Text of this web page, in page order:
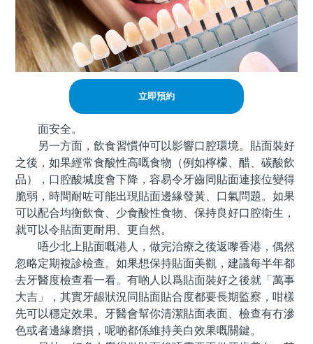
立即預約
面安全。
另一方面，飲食習慣仲可以影響口腔環境。貼面裝好
之後，如果經常食酸性高嘅食物（例如檸檬、醋、碳酸飲
品），口腔酸堿度會下降，容易令牙齒同貼面連接位變得
脆弱，時間耐咗可能出現貼面邊緣發黃、口氣問題。如果
可以配合均衡飲食、少食酸性食物、保持良好口腔衛生，
就可以令貼面更耐用、更自然。
唔少北上貼面嘅港人，做完治療之後返嚟香港，偶然
忽略定期複診檢查。如果想保持貼面美觀，建議每半年都
去牙醫度檢查看一看。有啲人以爲貼面裝好之後就「萬事
大吉」，其實牙龈狀況同貼面貼合度都要長期監察，咁樣
先可以穩定效果。牙醫會幫你清潔貼面表面、檢查有冇滲
色或者邊緣磨損，呢啲都係維持美白效果嘅關鍵。